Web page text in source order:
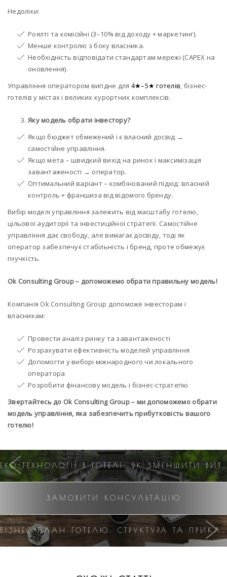
Недоліки:
Роялті та комісійні (3–10% від доходу + маркетинг).
Менше контролю з боку власника.
Необхідність відповідати стандартам мережі (CAPEX на
оновлення).
Управління оператором вигідне для 4★–5★ готелів, бізнес-
готелів у містах і великих курортних комплексів.
Яку модель обрати інвестору?
Якщо бюджет обмежений і є власний досвід →
самостійне управління.
Якщо мета – швидкий вихід на ринок і максимізація
завантаженості → оператор.
Оптимальний варіант – комбінований підхід: власний
контроль + франшиза від відомого бренду.
Вибір моделі управління залежить від масштабу готелю,
цільової аудиторії та інвестиційної стратегії. Самостійне
управління дає свободу, але вимагає досвіду, тоді як
оператор забезпечує стабільність і бренд, проте обмежує
гнучкість.
Ok Consulting Group – допоможемо обрати правильну модель!
Компанія Ok Consulting Group допоможе інвесторам і
власникам:
Провести аналіз ринку та завантаженості
Розрахувати ефективність моделей управління
Допомогти у виборі міжнародного чи локального
оператора
Розробити фінансову модель і бізнес-стратегію
Звертайтесь до Ok Consulting Group – ми допоможемо обрати
модель управління, яка забезпечить прибутковість вашого
готелю!
ЕКО-ТЕХНОЛОГІЇ В ГОТЕЛІ: ЯК ЗМЕНШИТИ ВИТРАТИ ТА ПРИВАБИТИ ГОСТЕЙ
ЗАМОВИТИ КОНСУЛЬТАЦІЮ
БІЗНЕС-ПЛАН ГОТЕЛЮ: СТРУКТУРА ТА ПРИКЛАДИ